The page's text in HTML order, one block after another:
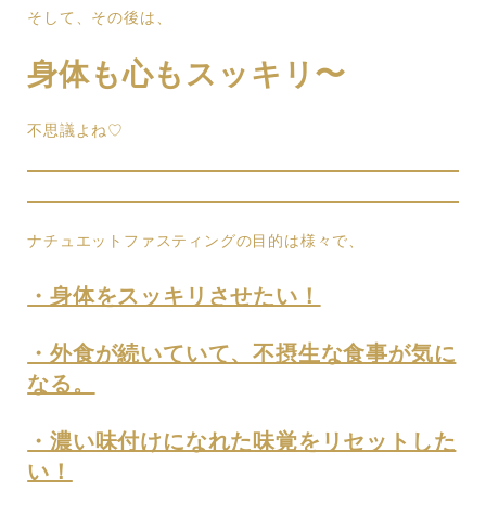
そして、その後は、
身体も心もスッキリ〜
不思議よね♡
ナチュエットファスティングの目的は様々で、
・身体をスッキリさせたい！
・外食が続いていて、不摂生な食事が気に
なる。
・濃い味付けになれた味覚をリセットした
い！